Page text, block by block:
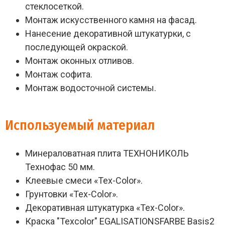
стеклосеткой.
Монтаж искусственного камня на фасад.
Нанесение декоративной штукатурки, с
последующей окраской.
Монтаж оконных отливов.
Монтаж софита.
Монтаж водосточной системы.
Используемый материал
Минераловатная плита ТЕХНОНИКОЛЬ
Технофас 50 мм.
Клеевые смеси «Tex-Color».
Грунтовки «Tex-Color».
Декоративная штукатурка «Tex-Color».
Краска "Texcolor" EGALISATIONSFARBE Basis2